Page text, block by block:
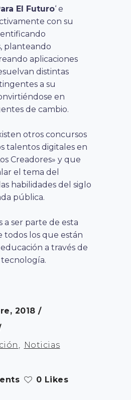
El Futuro‘ e
con su
planteando
aplicaciones
distintas
a su
en
de cambio.
otros concursos
talentos digitales en
Creadores» y que
el tema del
habilidades del siglo
pública.
a ser parte de esta
todos los que están
a través de
tecnología.
2018
, Noticias
0 Likes